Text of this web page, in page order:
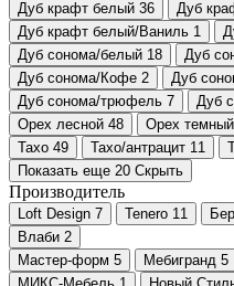
Дуб крафт белый 36 Дуб
Дуб крафт белый/Ваниль 1
Дуб сонома/белый 18 Дуб
Дуб сонома/Кофе 2 Дуб
Дуб сонома/трюфель 7 Дуб
Орех лесной 48 Орех темный
Тахо 49 Тахо/антрацит 11
Показать еще 20 Скрыть
Производитель
Loft Design 7 Tenero 11
Влаби 2
Мастер-форм 5 Мебигранд 5